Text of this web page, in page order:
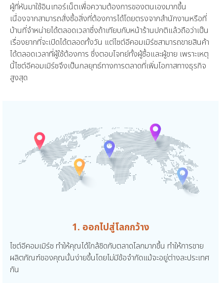
ผู้ที่หันมาใช้อินเทอร์เน็ตเพื่อความต้องการของตนเองมากขึ้น
เนื่องจากสามารถสั่งซื้อสิ่งที่ต้องการได้โดยตรงจากสำนักงานหรือที่
บ้านที่จำหน่ายได้ตลอดเวลาซึ่งถ้าเทียบกับหน้าร้านปกติแล้วถือว่าเป็น
เรื่องยากที่จะเปิดได้ตลอดทั้งวัน แต่ไซต์อีคอมเมิร์ซสามารถขายสินค้า
ได้ตลอดเวลาที่ผู้ใช้ต้องการ ซึ่งตอบโจทย์ทั้งผู้ซื้อและผู้ขาย เพราะเหตุ
นี้ไซต์อีคอมเมิร์ซจึงเป็นกลยุทธ์ทางการตลาดที่เพิ่มโอกาสทางธุรกิจ
สูงสุด
1. ออกไปสู่โลกกว้าง
ไซต์อีคอมเมิร์ซ ทำให้คุณได้ใกล้ชิดกับตลาดโลกมากขึ้น ทำให้การขาย
ผลิตภัณฑ์ของคุณนั้นง่ายขึ้นโดยไม่มีข้อจำกัดแม้จะอยู่ต่างละประเทศ
กัน